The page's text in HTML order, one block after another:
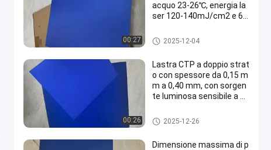
00:27
acquo 23-26℃, energia la
ser 120-140mJ/cm2 e 60
Clichè di CTCP
2025-12-04
00:26
Lastra CTP a doppio strat
o con spessore da 0,15 m
m a 0,40 mm, con sorgen
te luminosa sensibile a 83
a di 24 mesi
Piatto di doppio strato PCT
2025-12-26
Dimensione massima di p